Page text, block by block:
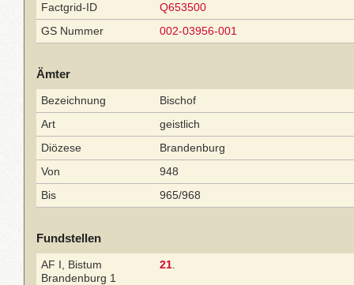
Factgrid-ID
Q653500
GS Nummer
002-03956-001
Ämter
Bezeichnung
Bischof
Art
geistlich
Diözese
Brandenburg
Von
948
Bis
965/968
Fundstellen
AF I, Bistum
Brandenburg 1
21